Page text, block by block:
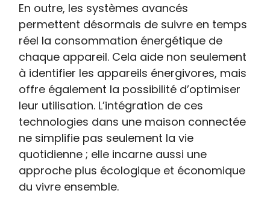
En outre, les systèmes avancés
permettent désormais de suivre en temps
réel la consommation énergétique de
chaque appareil. Cela aide non seulement
à identifier les appareils énergivores, mais
offre également la possibilité d’optimiser
leur utilisation. L’intégration de ces
technologies dans une maison connectée
ne simplifie pas seulement la vie
quotidienne ; elle incarne aussi une
approche plus écologique et économique
du vivre ensemble.